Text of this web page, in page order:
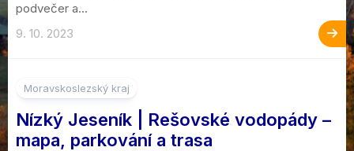
podvečer a...
9. 10. 2023
Moravskoslezský kraj
Nízký Jeseník | Rešovské vodopády –
mapa, parkování a trasa